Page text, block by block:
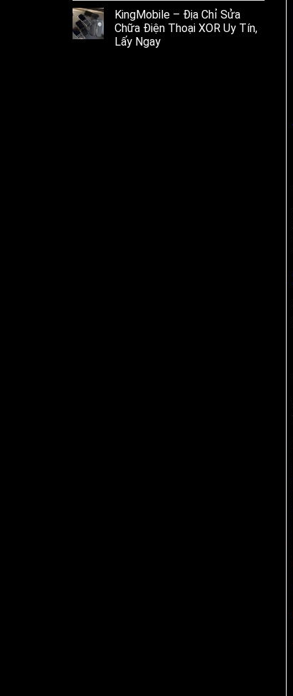
KingMobile – Địa Chỉ Sửa
Chữa Điện Thoại XOR Uy Tín,
Lấy Ngay